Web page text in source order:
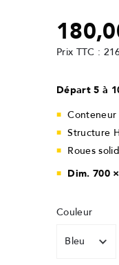
Prix TTC :
Départ 5 à
Structure
Roues
Dim. 700
Couleur